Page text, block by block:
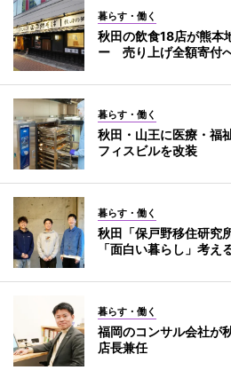
暮らす・働く
秋田の飲食18店が熊本
ー 売り上げ全額寄付
暮らす・働く
秋田・山王に医療・
フィスビルを改装
暮らす・働く
秋田「保戸野移住研究
「面白い暮らし」考え
暮らす・働く
福岡のコンサル会社
店長兼任